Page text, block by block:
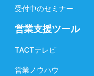
受付中のセミナー
営業支援ツール
TACTテレビ
営業ノウハウ